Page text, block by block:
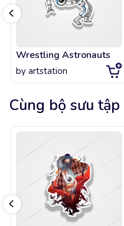
Wrestling Astronauts
by artstation
Cùng bộ sưu tập